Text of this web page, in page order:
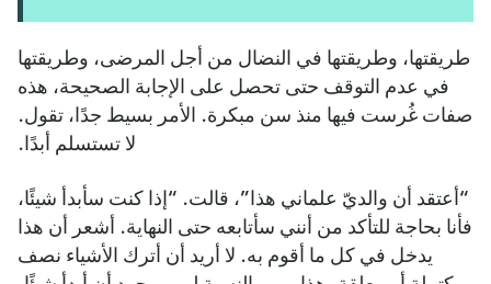
طريقتها، وطريقتها في النضال من أجل المرضى، وطريقتها
في عدم التوقف حتى تحصل على الإجابة الصحيحة، هذه
صفات غُرست فيها منذ سن مبكرة. الأمر بسيط جدًا، تقول.
لا تستسلم أبدًا.
“أعتقد أن والديّ علماني هذا”، قالت. “إذا كنت سأبدأ شيئًا،
فأنا بحاجة للتأكد من أنني سأتابعه حتى النهاية. أشعر أن هذا
يدخل في كل ما أقوم به. لا أريد أن أترك الأشياء نصف